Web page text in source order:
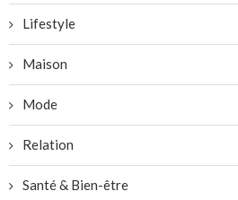
Lifestyle
Maison
Mode
Relation
Santé & Bien-être